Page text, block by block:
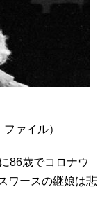
ァイル）
86歳でコロナウ
ワースの継娘は悲